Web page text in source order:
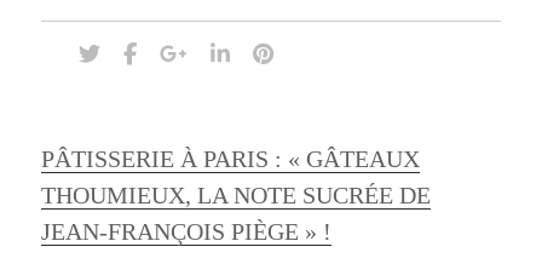
PÂTISSERIE À PARIS : « GÂTEAUX
THOUMIEUX, LA NOTE SUCRÉE DE
JEAN-FRANÇOIS PIÈGE » !